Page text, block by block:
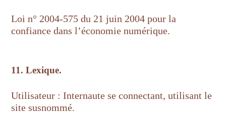
Loi n° 2004-575 du 21 juin 2004 pour la
confiance dans l’économie numérique.
11. Lexique.
Utilisateur : Internaute se connectant, utilisant le
site susnommé.